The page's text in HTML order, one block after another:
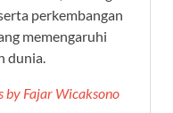
perkembangan
memengaruhi
dunia.
by Fajar Wicaksono